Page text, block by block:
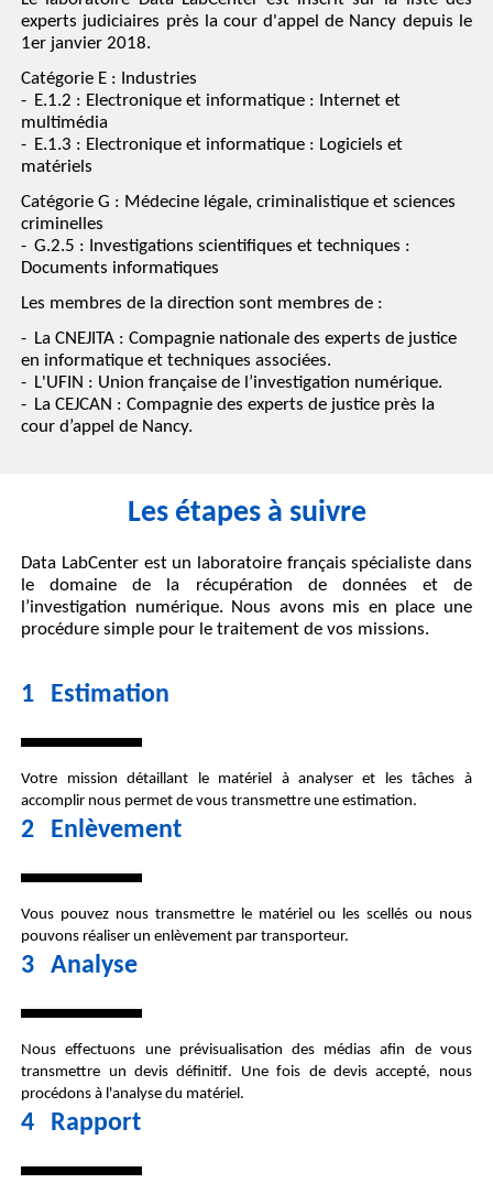
experts judiciaires près la cour d'appel de Nancy depuis le
1er janvier 2018.
Catégorie E : Industries
E.1.2 : Electronique et informatique : Internet et
multimédia
E.1.3 : Electronique et informatique : Logiciels et
matériels
Catégorie G : Médecine légale, criminalistique et sciences
criminelles
G.2.5 : Investigations scientifiques et techniques :
Documents informatiques
Les membres de la direction sont membres de :
LaCNEJITA : Compagnie nationale des experts de justice
en informatique et techniques associées.
L'UFIN : Union française de l’investigation numérique.
LaCEJCAN : Compagnie des experts de justice près la
cour d’appel de Nancy.
Les étapes à suivre
Data LabCenter est un laboratoirefrançais spécialiste dans
le domaine de la récupération de données et de
l’investigation numérique. Nous avons mis en place une
procédure simple pour le traitement de vos missions.
1 Estimation
Votre mission détaillant le matériel à analyser et les tâches à
accomplir nous permet de vous transmettre une estimation.
2 Enlèvement
Vous pouvez nous transmettre le matériel ou les scellés ou nous
pouvons réaliser un enlèvement par transporteur.
3 Analyse
Nous effectuons une prévisualisation des médias afin de vous
transmettre un devis définitif. Une fois de devis accepté, nous
procédons à l'analyse du matériel.
4 Rapport